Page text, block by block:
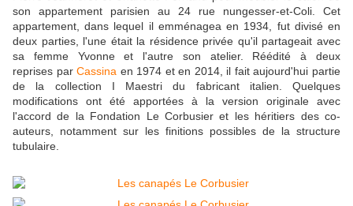
son appartement parisien au 24 rue nungesser-et-Coli. Cet
appartement, dans lequel il emménagea en 1934, fut divisé en
deux parties, l'une était la résidence privée qu'il partageait avec
sa femme Yvonne et l'autre son atelier. Réédité à deux
reprises parCassina en 1974 et en 2014, il fait aujourd'hui partie
de la collection I Maestri du fabricant italien. Quelques
modifications ont été apportées à la version originale avec
l'accord de la Fondation Le Corbusier et les héritiers des co-
auteurs, notamment sur les finitions possibles de la structure
tubulaire.